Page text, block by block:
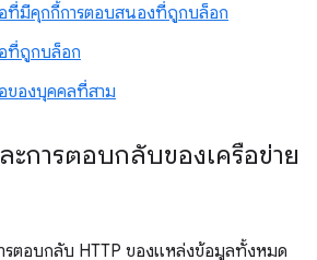
ที่มีคุกกี้การตอบสนองที่ถูกบล็อก
ที่ถูกบล็อก
ของบุคคลที่สาม
การตอบกลับของเครือข่าย
รตอบกลับ HTTP ของแหล่งข้อมูลทั้งหมด